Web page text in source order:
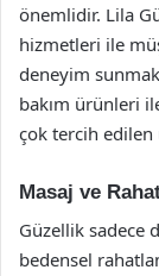
önemlidir. Lila
hizmetleri ile
deneyim
bakım ürünleri
çok tercih edilen
Masaj ve
Güzellik sadece
bedensel